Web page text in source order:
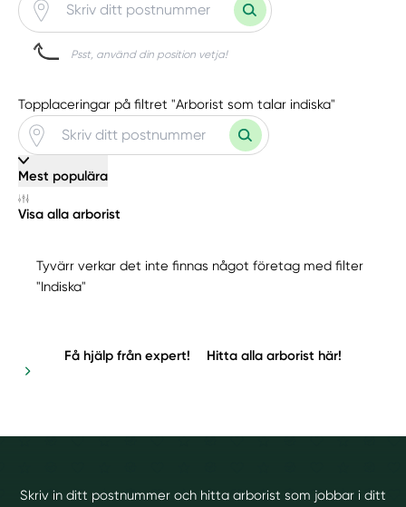
Psst, använd din position vetja!
Topplaceringar på filtret "Arborist som talar indiska"
Mest populära
Visa alla arborist
Tyvärr verkar det inte finnas något företag med filter
"Indiska"
Få hjälp från expert! Hitta alla arborist här!
Skriv in ditt postnummer och hitta arborist som jobbar i ditt